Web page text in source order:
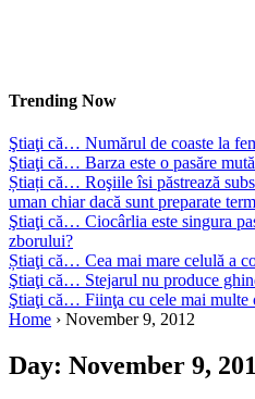
Trending Now
Ştiaţi că… Numărul de coaste la
Ştiaţi că… Barza este o pasăre
Știați că… Roşiile îsi păstrează
uman chiar dacă sunt preparate
Ştiaţi că… Ciocârlia este singura
zborului?
Știaţi că… Cea mai mare celulă a
Ştiaţi că… Stejarul nu produce
Ştiaţi că… Fiinţa cu cele mai multe
Home › November 9, 2012
Day: November 9,